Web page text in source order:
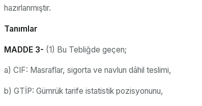
hazırlanmıştır.
Tanımlar
MADDE 3- (1) Bu Tebliğde geçen;
a) CIF: Masraflar, sigorta ve navlun dâhil teslimi,
b) GTİP: Gümrük tarife istatistik pozisyonunu,